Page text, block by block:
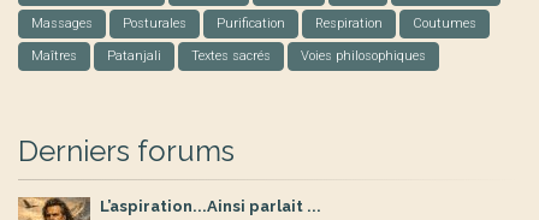
Massages Posturales Purification Respiration Coutumes
Maîtres Patanjali Textes sacrés Voies philosophiques
Derniers forums
L’aspiration...Ainsi parlait ...